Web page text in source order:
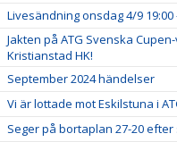
Livesändning onsdag 4/9 19:00
Jakten på ATG Svenska
Kristianstad HK!
September 2024 händelser
Vi är lottade mot Eskilstuna i
Seger på bortaplan 27-20